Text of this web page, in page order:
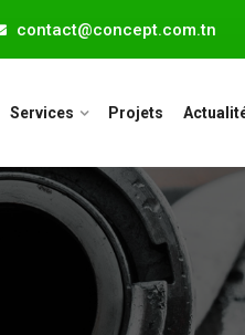
contact@concept.com.tn
Services Projets